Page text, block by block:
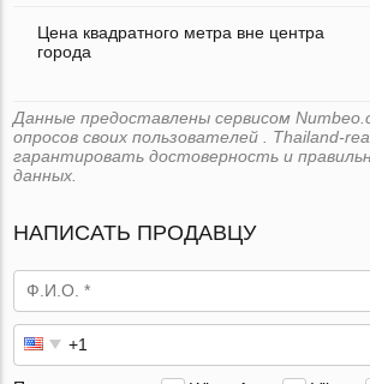
Цена квадратного метра вне центра
города
Данные предоставлены сервисом
опросов своих пользователей . Thailand-
гарантировать достоверность и
данных.
НАПИСАТЬ ПРОДАВЦУ